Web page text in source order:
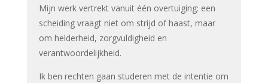
Mijn werk vertrekt vanuit één overtuiging: een
scheiding vraagt niet om strijd of haast, maar
om helderheid, zorgvuldigheid en
verantwoordelijkheid.
Ik ben rechten gaan studeren met de intentie om